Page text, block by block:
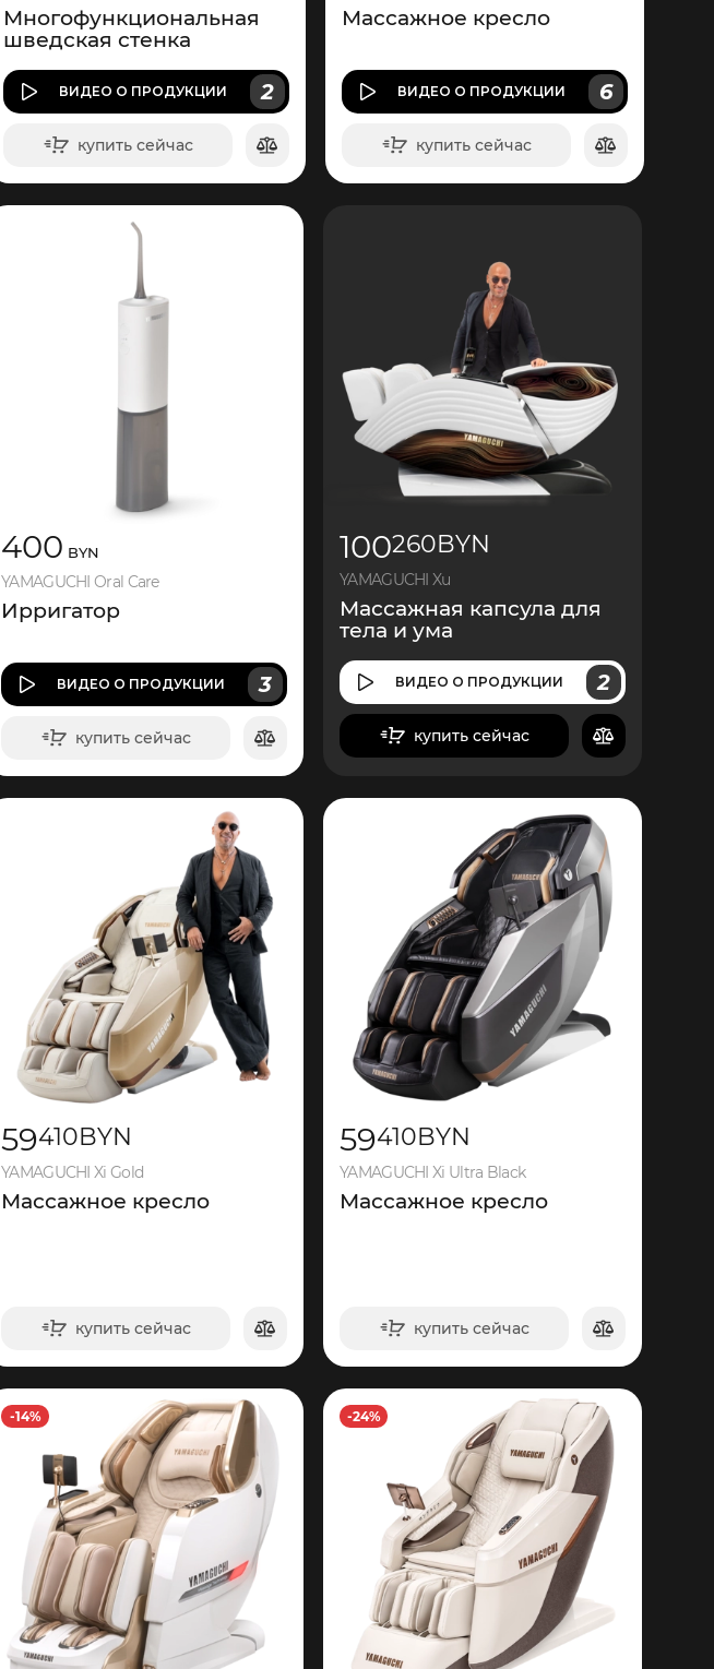
Многофункциональная
шведская стенка
ВИДЕО О ПРОДУКЦИИ 2
купить сейчас
в корзину
Массажное кресло
ВИДЕО О ПРОДУКЦИИ 6
купить сейчас
в корзину
400 BYN
YAMAGUCHI Oral Care
Ирригатор
ВИДЕО О ПРОДУКЦИИ 3
купить сейчас
в корзину
100260BYN
YAMAGUCHI Xu
Массажная капсула для
тела и ума
ВИДЕО О ПРОДУКЦИИ 2
купить сейчас
59410BYN
YAMAGUCHI Xi Gold
Массажное кресло
купить сейчас
в корзину
59410BYN
YAMAGUCHI Xi Ultra Black
Массажное кресло
купить сейчас
в корзину
-14% -24%